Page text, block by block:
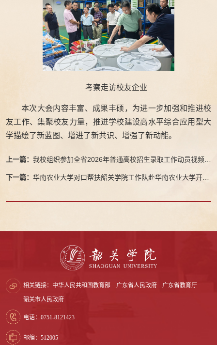
考察走访校友企业
本次大会内容丰富、成果丰硕，为进一步加强和推进校
友工作、集聚校友力量，推进学校建设高水平综合应用型大
学描绘了新蓝图、增进了新共识、增强了新动能。
上一篇： 我校组织参加全省2026年普通高校招生录取工作动员视频会
下一篇： 华南农业大学对口帮扶韶关学院工作队赴华南农业大学开展
相关链接： 中华人民共和国教育部 广东省人民政府 广东省教育厅
韶关市人民政府
电话：0751-8121423
邮编：512005